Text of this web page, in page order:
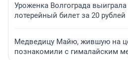
Уроженка Волгограда
лотерейный билет за 20 рублей
Медведицу Майю, жившую на
познакомили с гималайским